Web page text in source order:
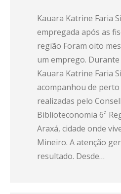
Kauara Katrine Faria
empregada após as
região Foram oito
um emprego.
Kauara Katrine Faria
acompanhou de perto
realizadas pelo
Biblioteconomia 6ª
Araxá, cidade onde
Mineiro. A atenção
resultado. Desde…